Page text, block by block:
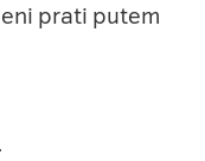
prati putem